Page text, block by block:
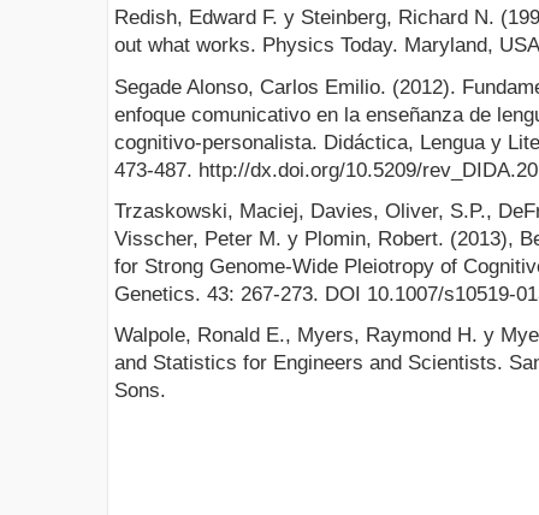
Redish, Edward F. y Steinberg, Richard N.
out what works. Physics Today. Maryland,
Segade Alonso, Carlos Emilio. (2012).
enfoque comunicativo en la enseñanza de
cognitivo-personalista. Didáctica, Lengua y
473-487. http://dx.doi.org/10.5209/
Trzaskowski, Maciej, Davies, Oliver, S.P.,
Visscher, Peter M. y Plomin, Robert. (2013),
for Strong Genome-Wide Pleiotropy of
Genetics. 43: 267-273. DOI 10.1007/s10519-
Walpole, Ronald E., Myers, Raymond H. y
and Statistics for Engineers and Scientists.
Sons.